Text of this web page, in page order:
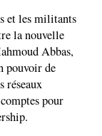
et les militants
la nouvelle
Abbas,
pouvoir de
réseaux
pour